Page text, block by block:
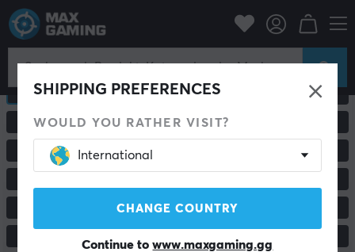
SHIPPING PREFERENCES
WOULD YOU RATHER VISIT?
International
CHANGE COUNTRY
Continue towww.maxgaming.gg
ALLE PRODUKTE
TASTATUR GAMING-STÜHLE & ZUBEHÖR
PC & MONITORE
MAUSPADS GAMECONTROLLER